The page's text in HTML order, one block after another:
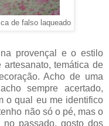
de falso laqueado
provençal e o estilo
temática de
Acho de uma
sempre acertado,
o qual eu me identifico
não só o pé, mas o
passado, gosto dos